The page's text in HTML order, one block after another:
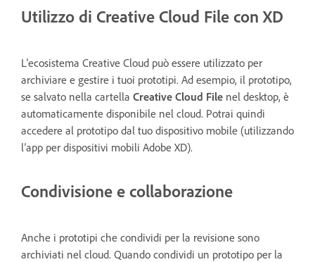
Utilizzo di Creative Cloud File con XD
L’ecosistema Creative Cloud può essere utilizzato per
archiviare e gestire i tuoi prototipi. Ad esempio, il prototipo,
se salvato nella cartella Creative Cloud File nel desktop, è
automaticamente disponibile nel cloud. Potrai quindi
accedere al prototipo dal tuo dispositivo mobile (utilizzando
l’app per dispositivi mobili Adobe XD).
Condivisione e collaborazione
Anche i prototipi che condividi per la revisione sono
archiviati nel cloud. Quando condividi un prototipo per la